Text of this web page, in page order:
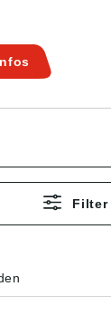
Filter